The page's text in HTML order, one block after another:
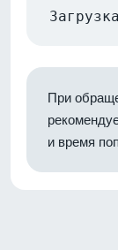
При
и время